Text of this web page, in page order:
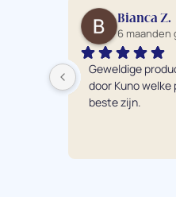
Bianca Z.
6 maanden
Geweldige
door Kuno
beste zijn.